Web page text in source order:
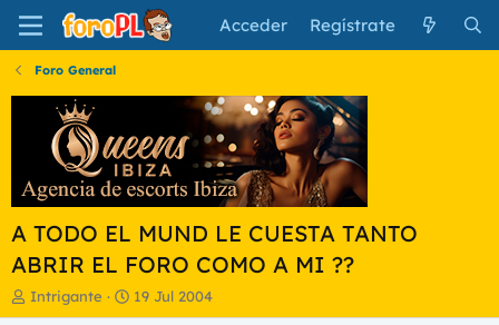
Acceder Regístrate
Foro General
A TODO EL MUND LE CUESTA TANTO
ABRIR EL FORO COMO A MI ??
I
n
Intrigante
F
e
19 Jul 2004